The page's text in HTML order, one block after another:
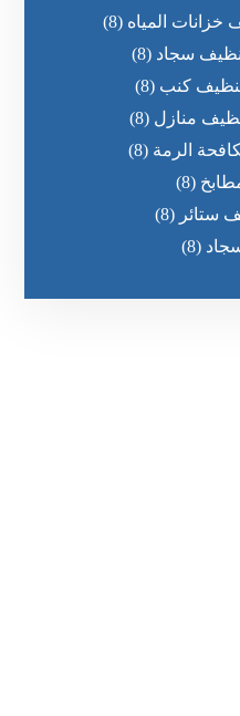
المياه (8)
سجاد (8)
كنب (8)
منازل (8)
الرمة (8)
(8)
ستائر (8)
(8)